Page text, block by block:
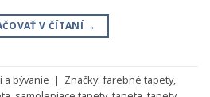
V ČÍTANÍ →
bývanie | Značky: farebné tapety,